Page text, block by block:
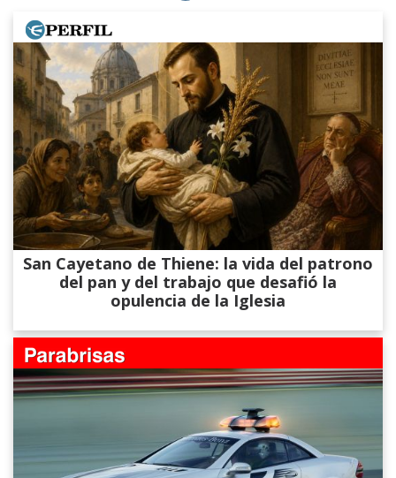
San Cayetano de Thiene: la vida del patrono
del pan y del trabajo que desafió la
opulencia de la Iglesia